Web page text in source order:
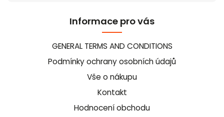
Informace pro vás
GENERAL TERMS AND CONDITIONS
Podmínky ochrany osobních údajů
Vše o nákupu
Kontakt
Hodnocení obchodu